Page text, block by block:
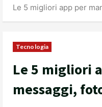
Le 5 migliori app per
Tecnologia
Le 5 migliori
messaggi,